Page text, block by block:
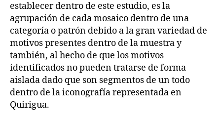
establecer dentro de este estudio, es la
agrupación de cada mosaico dentro de una
categoría o patrón debido a la gran variedad de
motivos presentes dentro de la muestra y
también, al hecho de que los motivos
identificados no pueden tratarse de forma
aislada dado que son segmentos de un todo
dentro de la iconografía representada en
Quirigua.